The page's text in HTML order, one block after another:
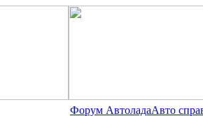
Форум АвтоладаАвто